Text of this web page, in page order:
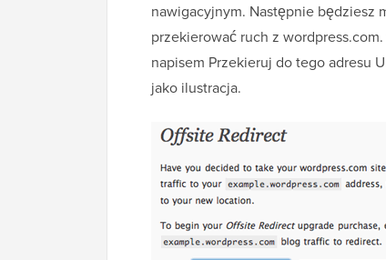
nawigacyjnym. Następnie będziesz
przekierować ruch z
napisem Przekieruj do tego adresu
jako ilustracja.